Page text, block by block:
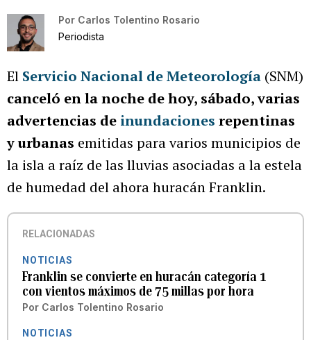
Por Carlos Tolentino Rosario
Periodista
El Servicio Nacional de Meteorología (SNM)
canceló en la noche de hoy, sábado, varias
advertencias de inundaciones repentinas
y urbanas emitidas para varios municipios de
la isla a raíz de las lluvias asociadas a la estela
de humedad del ahora huracán Franklin.
RELACIONADAS
NOTICIAS
Franklin se convierte en huracán categoría 1
con vientos máximos de 75 millas por hora
Por Carlos Tolentino Rosario
NOTICIAS